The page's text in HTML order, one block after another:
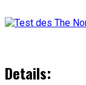
Details: